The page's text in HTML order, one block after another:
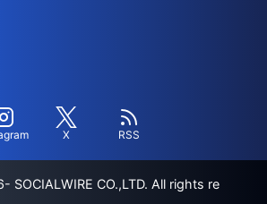
X RSS
SOCIALWIRE CO.,LTD. All rights re